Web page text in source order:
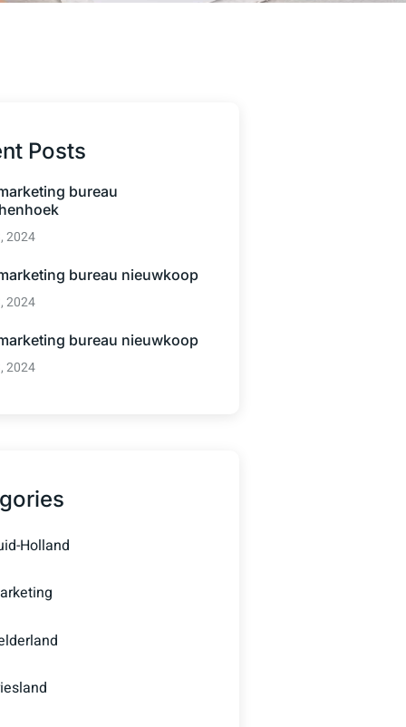
Posts
bureau
2024
bureau nieuwkoop
2024
bureau nieuwkoop
2024
Holland